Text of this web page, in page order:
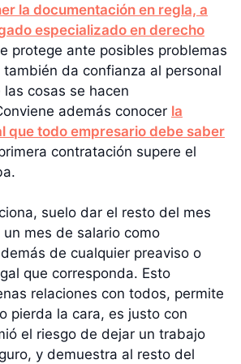
la documentación en regla, a
especializado en derecho
protege ante posibles problemas
da confianza al personal
cosas se hacen
además conocer la
que todo empresario debe saber
contratación supere el
suelo dar el resto del mes
mes de salario como
de cualquier preaviso o
que corresponda. Esto
relaciones con todos, permite
pierda la cara, es justo con
el riesgo de dejar un trabajo
y demuestra al resto del